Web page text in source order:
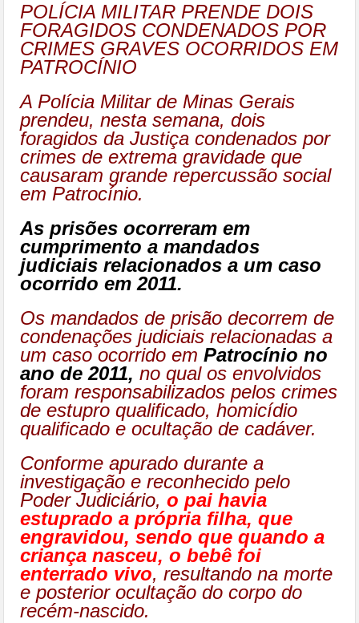
POLÍCIA MILITAR PRENDE DOIS
FORAGIDOS CONDENADOS POR
CRIMES GRAVES OCORRIDOS EM
PATROCÍNIO
A Polícia Militar de Minas Gerais
prendeu, nesta semana, dois
foragidos da Justiça condenados por
crimes de extrema gravidade que
causaram grande repercussão social
em Patrocínio.
As prisões ocorreram em
cumprimento a mandados
judiciais relacionados a um caso
ocorrido em 2011.
Os mandados de prisão decorrem de
condenações judiciais relacionadas a
um caso ocorrido em Patrocínio no
ano de 2011, no qual os envolvidos
foram responsabilizados pelos crimes
de estupro qualificado, homicídio
qualificado e ocultação de cadáver.
Conforme apurado durante a
investigação e reconhecido pelo
Poder Judiciário,o pai havia
estuprado a própria filha, que
engravidou, sendo que quando a
criança nasceu, o bebê foi
enterrado vivo, resultando na morte
e posterior ocultação do corpo do
recém-nascido.